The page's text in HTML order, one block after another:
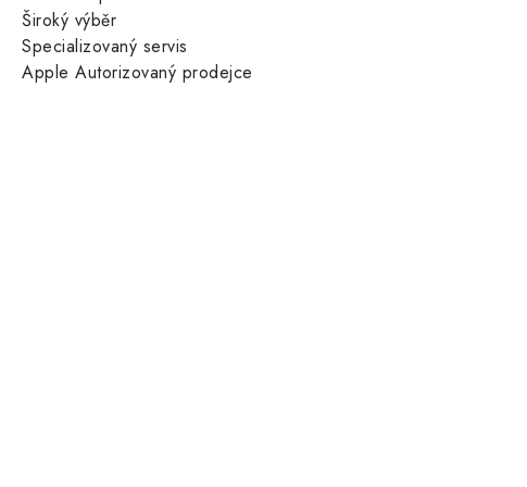
Široký výběr
Specializovaný servis
Apple Autorizovaný prodejce